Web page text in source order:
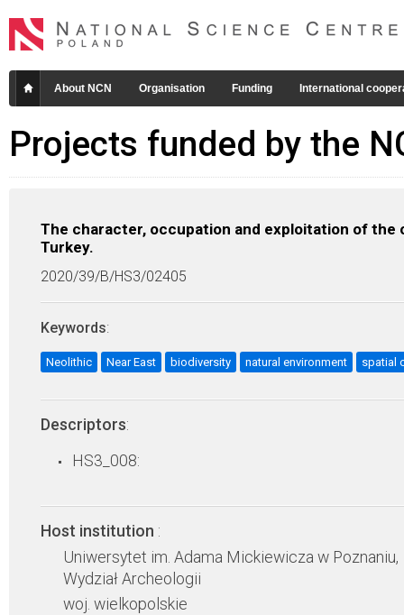
About NCN Organisation Funding International
Projects funded by the
The character, occupation and exploitation of
Turkey.
2020/39/B/HS3/02405
Keywords:
Neolithic Near East biodiversity natural environment spatial
Descriptors:
HS3_008:
Host institution :
Uniwersytet im. Adama Mickiewicza w Poznaniu,
Wydział Archeologii
woj. wielkopolskie